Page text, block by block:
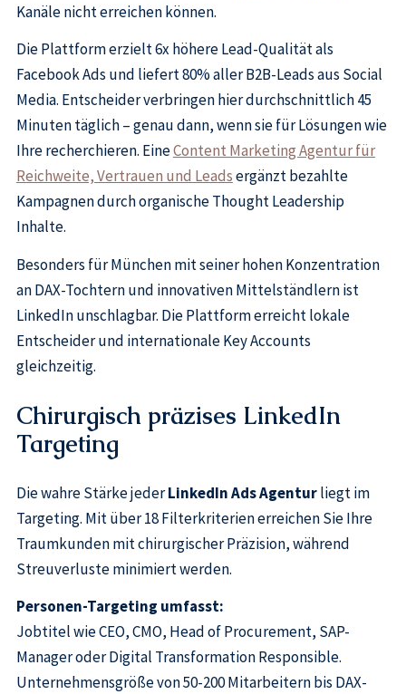
Kanäle nicht erreichen können.
Die Plattform erzielt 6x höhere Lead-Qualität als
Facebook Ads und liefert 80% aller B2B-Leads aus Social
Media. Entscheider verbringen hier durchschnittlich 45
Minuten täglich – genau dann, wenn sie für Lösungen wie
Ihre recherchieren. EineContent Marketing Agentur für
Reichweite, Vertrauen und Leadsergänzt bezahlte
Kampagnen durch organische Thought Leadership
Inhalte.
Besonders für München mit seiner hohen Konzentration
an DAX-Tochtern und innovativen Mittelständlern ist
LinkedIn unschlagbar. Die Plattform erreicht lokale
Entscheider und internationale Key Accounts
gleichzeitig.
Chirurgisch präzises LinkedIn
Targeting
Die wahre Stärke jederLinkedIn Ads Agenturliegt im
Targeting. Mit über 18 Filterkriterien erreichen Sie Ihre
Traumkunden mit chirurgischer Präzision, während
Streuverluste minimiert werden.
Personen-Targeting umfasst:
Jobtitel wie CEO, CMO, Head of Procurement, SAP-
Manager oder Digital Transformation Responsible.
Unternehmensgröße von 50-200 Mitarbeitern bis DAX-